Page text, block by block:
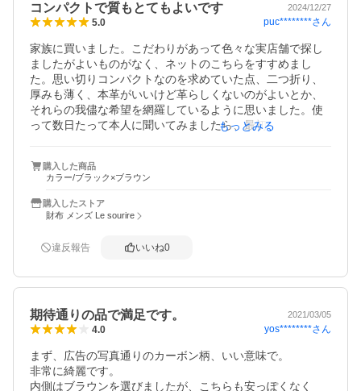
コンパクトで質もとてもよいです 2024/12/27
5.0 puc********さん
家族に買いました。こだわりがあって色々な実店舗で探し
ましたがよいものがなく、ネットのこちらをすすめまし
た。思い切りコンパクトなのを求めていた点、二つ折り、
厚みも薄く、本革がいいけど革らしくないのがよいとか、
それらの我儘な希望を網羅しているように思いました。使
って数日たって本人に聞いてみましたら、最初どうかなと
合的にとてもよい商品だと思います。お安くて利益がある
のか心配になるくらいです。ありがとうございました。
もっとみる
購入した商品
カラー/ブラック×ブラウン
購入したストア
財布 メンズ Le sourire
違反報告 いいね0
期待通りの品で満足です。 2021/03/05
4.0 yos********さん
まず、広告の写真通りのカーボン柄、いい意味で。
非常に綺麗です。
内側はブラウンを選びましたが、こちらも安っぽくなく